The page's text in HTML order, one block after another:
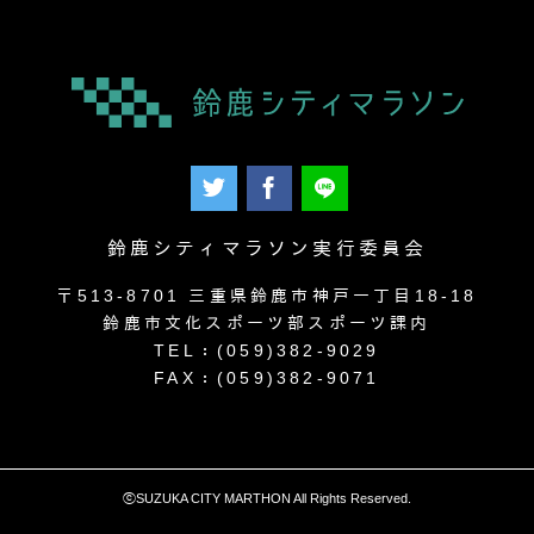
鈴鹿シティマラソン実行委員会
〒513-8701 三重県鈴鹿市神戸一丁目18-18
鈴鹿市文化スポーツ部スポーツ課内
TEL：(059)382-9029
FAX：(059)382-9071
ⓒSUZUKA CITY MARTHON All Rights Reserved.